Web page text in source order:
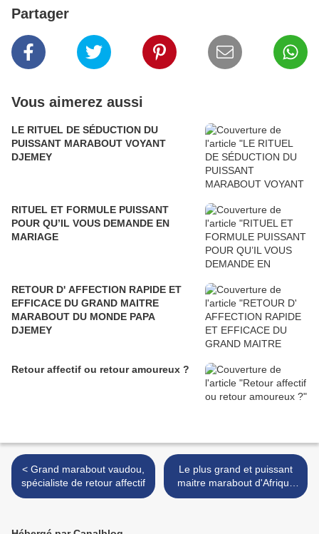
Partager
Vous aimerez aussi
LE RITUEL DE SÉDUCTION DU
PUISSANT MARABOUT VOYANT
DJEMEY
RITUEL ET FORMULE PUISSANT
POUR QU’IL VOUS DEMANDE EN
MARIAGE
RETOUR D' AFFECTION RAPIDE ET
EFFICACE DU GRAND MAITRE
MARABOUT DU MONDE PAPA
DJEMEY
Retour affectif ou retour amoureux ?
< Grand marabout vaudou,
spécialiste de retour affectif
Le plus grand et puissant
maitre marabout d'Afrique
et du monde, Papa Djemey